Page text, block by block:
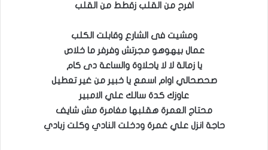
افرح من القلب زقطط من القلب
ومشيت فى الشارع وقابلت الكلب
عمال بيهوهو مجرتش وفرفر ما خلاص
يا زمالة لا لا ياحلاوة والساعة دى كام
صحصحالي اوام اسمع يا خبير من غير تعطيل
عاوزك كدة سالك علي الامبير
محتاج العمرة هقلبها مغامرة مش شايف
حاجة انزل علي غمرة ودخلت النادي وكلت زبادي